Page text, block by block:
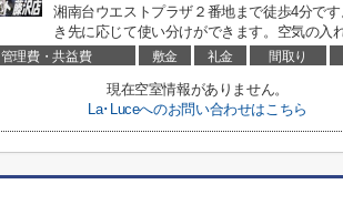
湘南台ウエストプラザ２番地まで徒歩4分で
き先に応じて使い分けができます。空気の入
管理費・共益費 敷金 礼金 間取り
現在空室情報がありません。
La･Luceへのお問い合わせはこちら